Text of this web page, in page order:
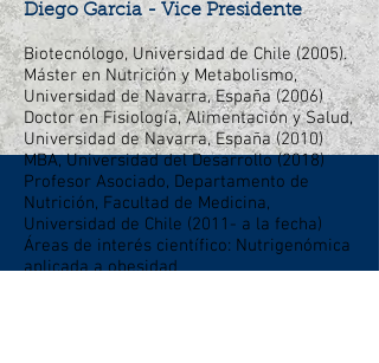
Diego Garcia - Vice Presidente
Biotecnólogo, Universidad de Chile (2005).
Máster en Nutrición y Metabolismo,
Universidad de Navarra, España (2006)
Doctor en Fisiología, Alimentación y Salud,
Universidad de Navarra, España (2010)
MBA, Universidad del Desarrollo (2018)
Profesor Asociado, Departamento de
Nutrición, Facultad de Medicina,
Universidad de Chile (2011- a la fecha)
Áreas de interés científico: Nutrigenómica
aplicada a obesidad